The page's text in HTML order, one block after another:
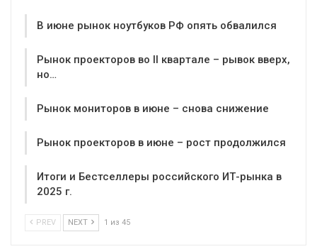
В июне рынок ноутбуков РФ опять обвалился
Рынок проекторов во II квартале – рывок вверх,
но…
Рынок мониторов в июне – снова снижение
Рынок проекторов в июне – рост продолжился
Итоги и Бестселлеры российского ИТ-рынка в
2025 г.
PREV NEXT 1 из 45